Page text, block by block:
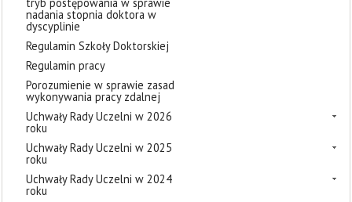
nadania stopnia doktora w
dyscyplinie
Regulamin Szkoły Doktorskiej
Regulamin pracy
Porozumienie w sprawie zasad
wykonywania pracy zdalnej
Uchwały Rady Uczelni w 2026
roku
Uchwały Rady Uczelni w 2025
roku
Uchwały Rady Uczelni w 2024
roku